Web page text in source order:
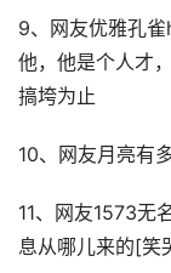
9、网友优雅孔
他，他是个人才
搞垮为止
10、网友月亮有
11、网友1573无
息从哪儿来的[笑